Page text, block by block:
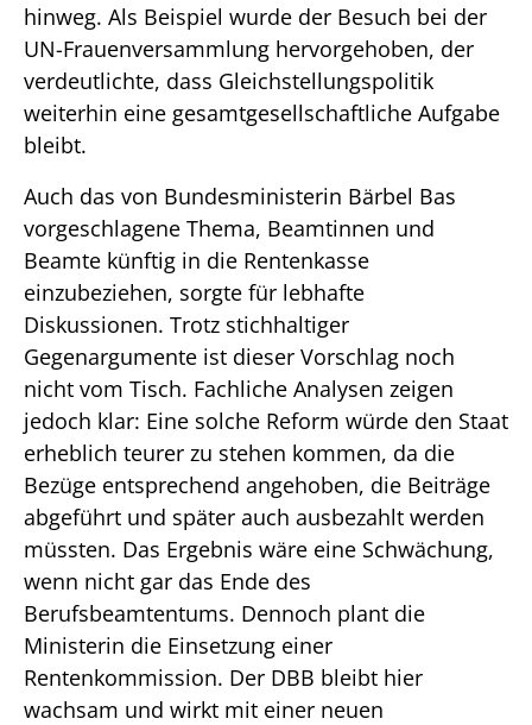
hinweg. Als Beispiel wurde der Besuch bei der
UN-Frauenversammlung hervorgehoben, der
verdeutlichte, dass Gleichstellungspolitik
weiterhin eine gesamtgesellschaftliche Aufgabe
bleibt.
Auch das von Bundesministerin Bärbel Bas
vorgeschlagene Thema, Beamtinnen und
Beamte künftig in die Rentenkasse
einzubeziehen, sorgte für lebhafte
Diskussionen. Trotz stichhaltiger
Gegenargumente ist dieser Vorschlag noch
nicht vom Tisch. Fachliche Analysen zeigen
jedoch klar: Eine solche Reform würde den Staat
erheblich teurer zu stehen kommen, da die
Bezüge entsprechend angehoben, die Beiträge
abgeführt und später auch ausbezahlt werden
müssten. Das Ergebnis wäre eine Schwächung,
wenn nicht gar das Ende des
Berufsbeamtentums. Dennoch plant die
Ministerin die Einsetzung einer
Rentenkommission. Der DBB bleibt hier
wachsam und wirkt mit einer neuen